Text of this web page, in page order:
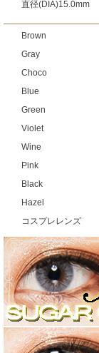
直径(DIA)15.0mm
Brown
Gray
Choco
Blue
Green
Violet
Wine
Pink
Black
Hazel
コスプレレンズ